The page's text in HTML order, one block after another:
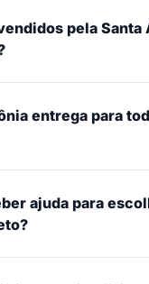
pela Santa
entrega para
ajuda para